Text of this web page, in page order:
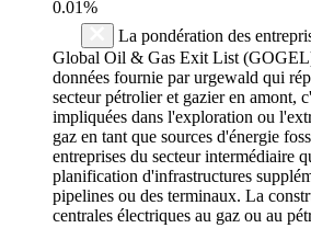
0.01%
La pondération des
Global Oil & Gas Exit List
données fournie par urgewald qui
secteur pétrolier et gazier en amont,
impliquées dans l'exploration ou
gaz en tant que sources d'énergie
entreprises du secteur intermédiaire
planification d'infrastructures
pipelines ou des terminaux. La
centrales électriques au gaz ou au